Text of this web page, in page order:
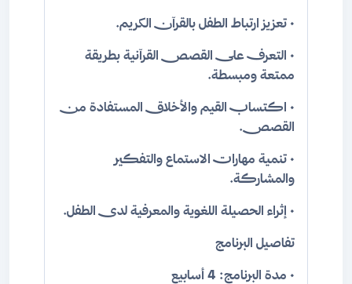
• تعزيز ارتباط الطفل بالقرآن الكريم.
• التعرف على القصص القرآنية بطريقة
ممتعة ومبسطة.
• اكتساب القيم والأخلاق المستفادة من
القصص.
• تنمية مهارات الاستماع والتفكير
والمشاركة.
• إثراء الحصيلة اللغوية والمعرفية لدى الطفل.
تفاصيل البرنامج
• مدة البرنامج: 4 أسابيع